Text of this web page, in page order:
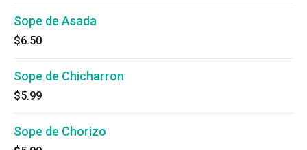
Sope de Asada
$6.50
Sope de Chicharron
$5.99
Sope de Chorizo